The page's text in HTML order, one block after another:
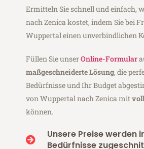
Ermitteln Sie schnell und einfach,
nach Zenica kostet, indem Sie bei
Wuppertal einen unverbindlichen
Füllen Sie unserOnline-Formular
maßgeschneiderte Lösung, die
Bedürfnisse und Ihr Budget
von Wuppertal nach Zenica mit
können.
Unsere Preise werden
Bedürfnisse